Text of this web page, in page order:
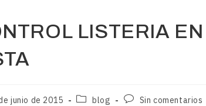
LISTERIA
junio de 2015 blog Sin comentarios